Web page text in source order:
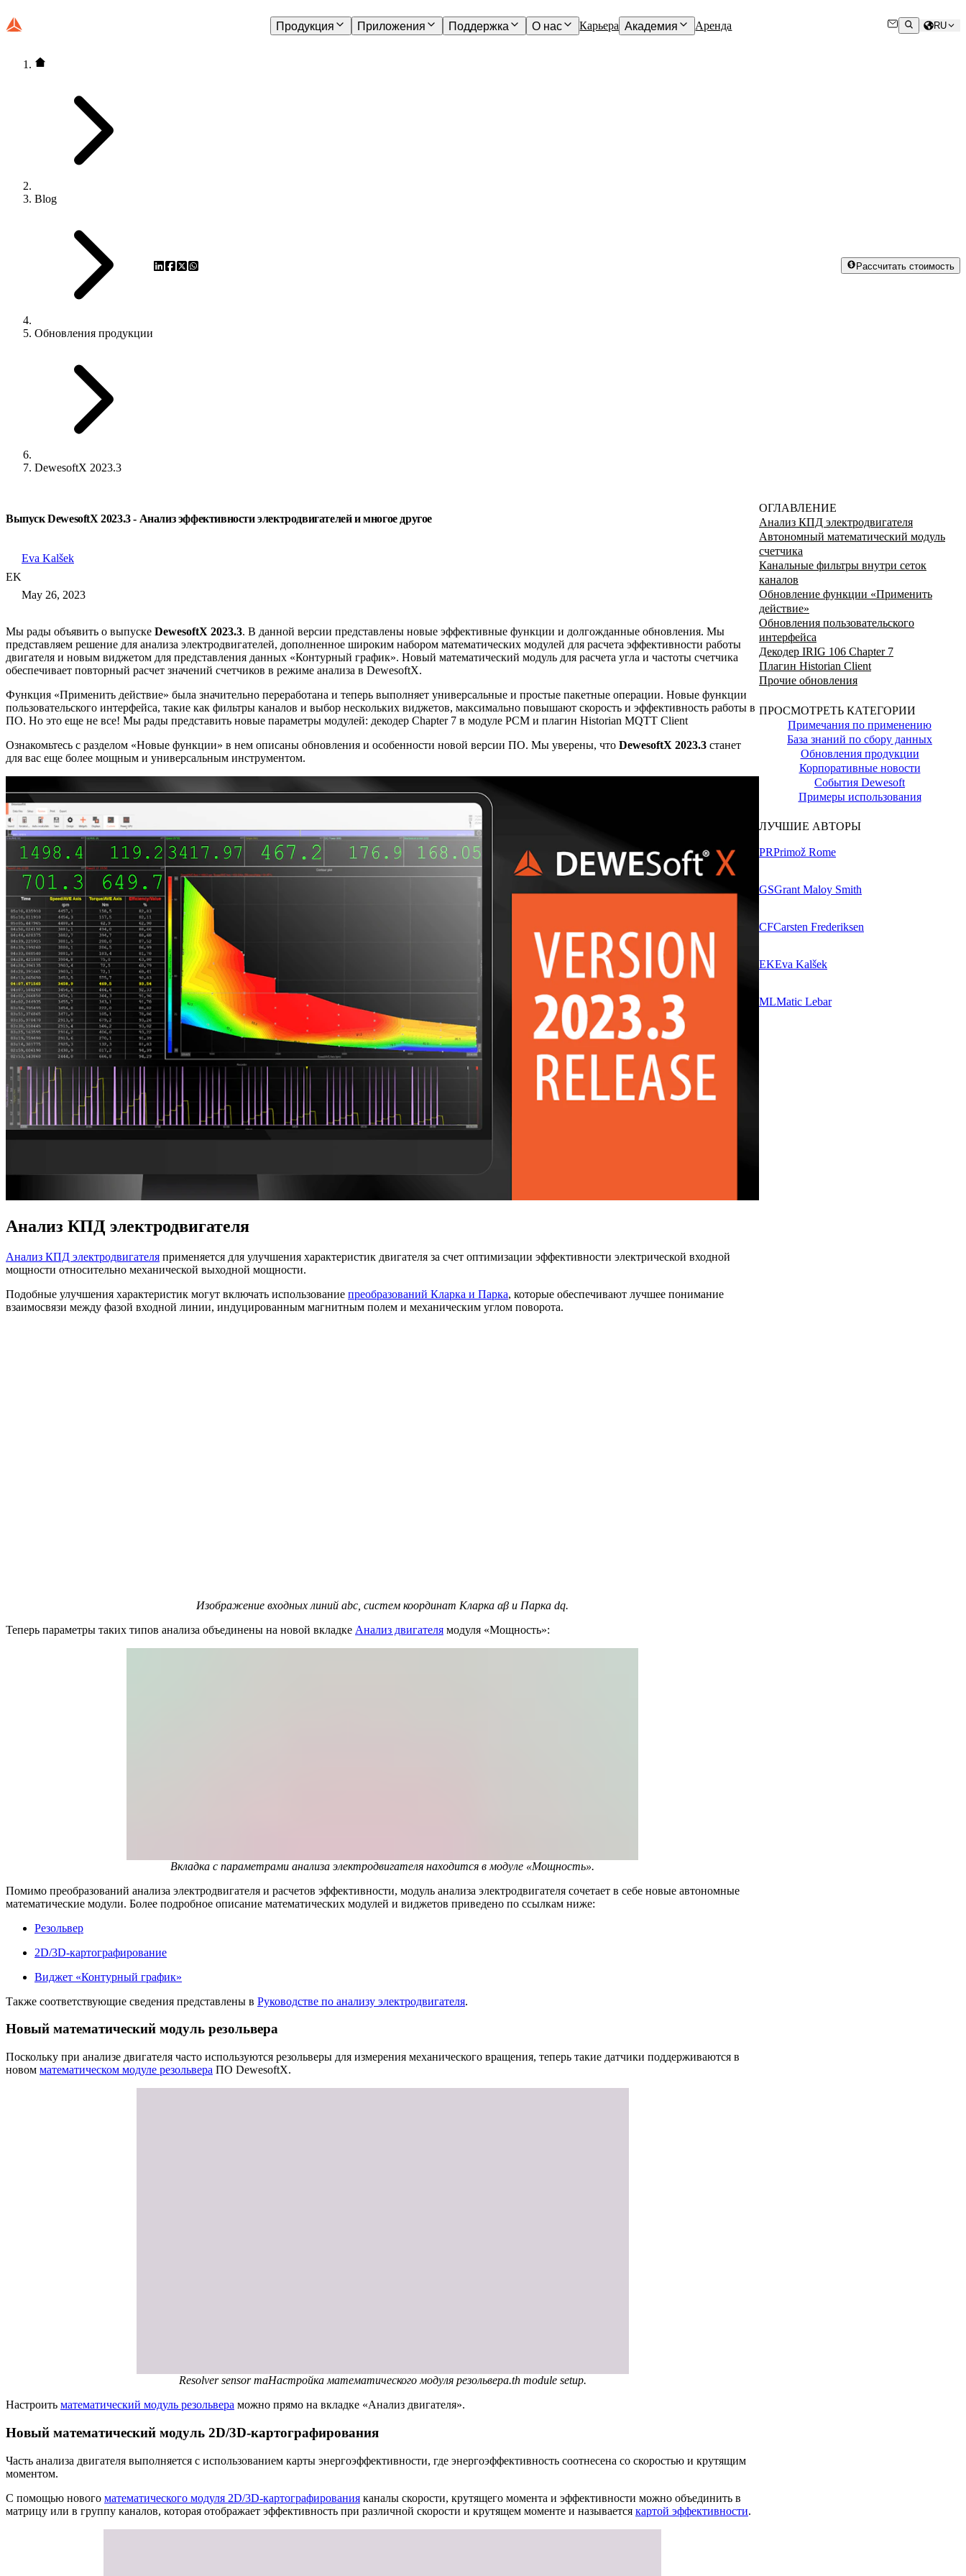
Продукция Приложения Поддержка О нас Карьера Академия Аренда RU
Blog
Обновления продукции
DewesoftX 2023.3
Рассчитать стоимость
ОГЛАВЛЕНИЕ
Анализ КПД электродвигателя
Автономный математический модуль
счетчика
Канальные фильтры внутри сеток
каналов
Обновление функции «Применить
действие»
Обновления пользовательского
интерфейса
Декодер IRIG 106 Chapter 7
Плагин Historian Client
Прочие обновления
ПРОСМОТРЕТЬ КАТЕГОРИИ
Примечания по применению
База знаний по сбору данных
Обновления продукции
Корпоративные новости
События Dewesoft
Примеры использования
ЛУЧШИЕ АВТОРЫ
PRPrimož Rome
GSGrant Maloy Smith
CFCarsten Frederiksen
EKEva Kalšek
MLMatic Lebar
Выпуск DewesoftX 2023.3 - Анализ эффективности электродвигателей и многое другое
EK
Eva Kalšek
May 26, 2023
Мы рады объявить о выпуске DewesoftX 2023.3. В данной версии представлены новые эффективные функции и долгожданные обновления. Мы
представляем решение для анализа электродвигателей, дополненное широким набором математических модулей для расчета эффективности работы
двигателя и новым виджетом для представления данных «Контурный график». Новый математический модуль для расчета угла и частоты счетчика
обеспечивает повторный расчет значений счетчиков в режиме анализа в DewesoftX.
Функция «Применить действие» была значительно переработана и теперь выполняет универсальные и простые пакетные операции. Новые функции
пользовательского интерфейса, такие как фильтры каналов и выбор нескольких виджетов, максимально повышают скорость и эффективность работы в
ПО. Но это еще не все! Мы рады представить новые параметры модулей: декодер Chapter 7 в модуле PCM и плагин Historian MQTT Client
Ознакомьтесь с разделом «Новые функции» в нем описаны обновления и особенности новой версии ПО. Мы уверены, что DewesoftX 2023.3 станет
для вас еще более мощным и универсальным инструментом.
Анализ КПД электродвигателя
Анализ КПД электродвигателя применяется для улучшения характеристик двигателя за счет оптимизации эффективности электрической входной
мощности относительно механической выходной мощности.
Подобные улучшения характеристик могут включать использование преобразований Кларка и Парка, которые обеспечивают лучшее понимание
взаимосвязи между фазой входной линии, индуцированным магнитным полем и механическим углом поворота.
Изображение входных линий abc, систем координат Кларка αβ и Парка dq.
Теперь параметры таких типов анализа объединены на новой вкладке Анализ двигателя модуля «Мощность»:
Вкладка с параметрами анализа электродвигателя находится в модуле «Мощность».
Помимо преобразований анализа электродвигателя и расчетов эффективности, модуль анализа электродвигателя сочетает в себе новые автономные
математические модули. Более подробное описание математических модулей и виджетов приведено по ссылкам ниже:
Резольвер
2D/3D-картографирование
Виджет «Контурный график»
Также соответствующие сведения представлены в Руководстве по анализу электродвигателя.
Новый математический модуль резольвера
Поскольку при анализе двигателя часто используются резольверы для измерения механического вращения, теперь такие датчики поддерживаются в
новом математическом модуле резольвера ПО DewesoftX.
Resolver sensor maНастройка математического модуля резольвера.th module setup.
Настроить математический модуль резольвера можно прямо на вкладке «Анализ двигателя».
Новый математический модуль 2D/3D-картографирования
Часть анализа двигателя выполняется с использованием карты энергоэффективности, где энергоэффективность соотнесена со скоростью и крутящим
моментом.
С помощью нового математического модуля 2D/3D-картографирования каналы скорости, крутящего момента и эффективности можно объединить в
матрицу или в группу каналов, которая отображает эффективность при различной скорости и крутящем моменте и называется картой эффективности.